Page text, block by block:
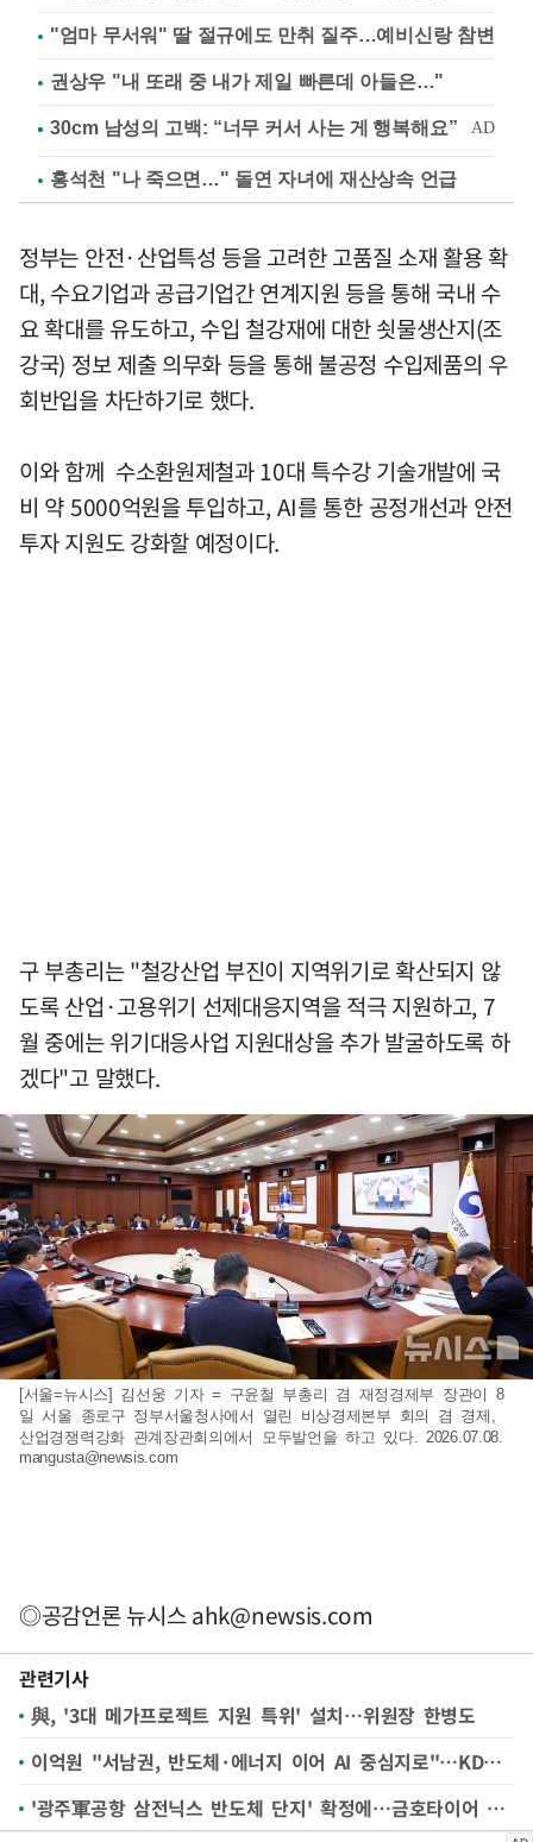
"엄마 무서워" 딸 절규에도 만취 질주…예비신랑 참변
권상우 "내 또래 중 내가 제일 빠른데 아들은…"
홍석천 "나 죽으면…" 돌연 자녀에 재산상속 언급
정부는 안전·산업특성 등을 고려한 고품질 소재 활용 확
대, 수요기업과 공급기업간 연계지원 등을 통해 국내 수
요 확대를 유도하고, 수입 철강재에 대한 쇳물생산지(조
강국) 정보 제출 의무화 등을 통해 불공정 수입제품의 우
회반입을 차단하기로 했다.
이와 함께 수소환원제철과 10대 특수강 기술개발에 국
비 약 5000억원을 투입하고, AI를 통한 공정개선과 안전
투자 지원도 강화할 예정이다.
구 부총리는 "철강산업 부진이 지역위기로 확산되지 않
도록 산업·고용위기 선제대응지역을 적극 지원하고, 7
월 중에는 위기대응사업 지원대상을 추가 발굴하도록 하
겠다"고 말했다.
[서울=뉴시스] 김선웅 기자 = 구윤철 부총리 겸 재정경제부 장관이 8
일 서울 종로구 정부서울청사에서 열린 비상경제본부 회의 겸 경제,
산업경쟁력강화 관계장관회의에서 모두발언을 하고 있다. 2026.07.08.
mangusta@newsis.com
◎공감언론 뉴시스ahk@newsis.com
관련기사
與, '3대 메가프로젝트 지원 특위' 설치…위원장 한병도
이억원 "서남권, 반도체·에너지 이어 AI 중심지로"…KDB넥스트원 광주 개소
'광주軍공항 삼전닉스 반도체 단지' 확정에…금호타이어 공장 매각 탄력받나